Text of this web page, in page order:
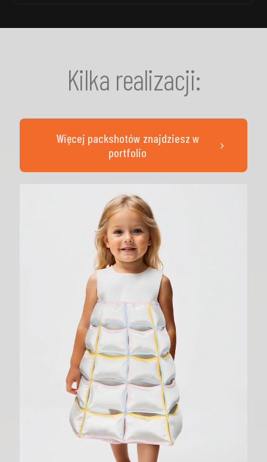
Kilka realizacji:
Więcej packshotów znajdziesz w
portfolio